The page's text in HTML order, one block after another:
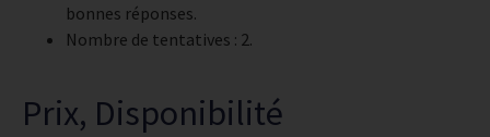
bonnes réponses.
Nombre de tentatives : 2.
Prix, Disponibilité